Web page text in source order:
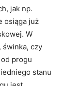
jak np.
osiąga już
W
świnka, czy
progu
stanu